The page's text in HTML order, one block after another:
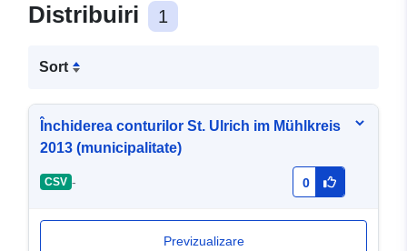
Distribuiri 1
Sort
Închiderea conturilor St. Ulrich im Mühlkreis
2013 (municipalitate)
CSV - 0
Previzualizare